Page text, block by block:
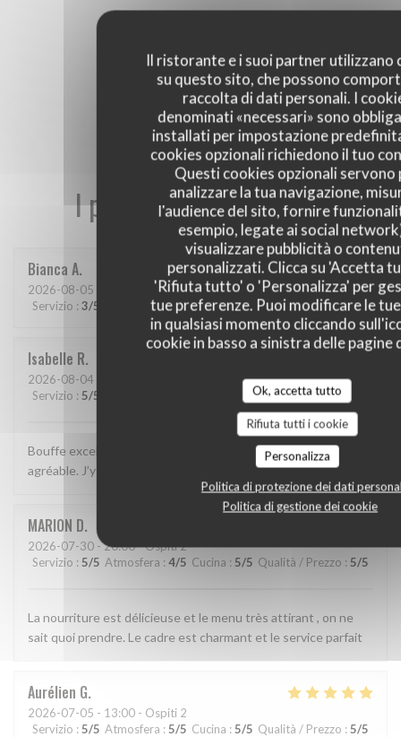
Il ristorante e i suoi partner utilizzano
su questo sito, che possono
raccolta di dati personali. I
denominati «necessari» sono
installati per impostazione
cookies opzionali richiedono il tuo
Questi cookies opzionali servono
analizzare la tua navigazione,
l'audience del sito, fornire
esempio, legate ai social
visualizzare pubblicità o
personalizzati. Clicca su 'Accetta
'Rifiuta tutto' o 'Personalizza' per
tue preferenze. Puoi modificare le
in qualsiasi momento cliccando
cookie in basso a sinistra delle pagine
Ok, accetta tutto
Rifiuta tutti i cookie
Personalizza
Politica di protezione dei dati
Politica di gestione dei cookie
I pareri dei nostri clienti
Bianca A
2026-08-05 - 20:00 - Ospiti 2
Servizio : 3/5 Atmosfera:4/5 Cucina: 4/5 Qualità / Prezzo: 4/5
Isabelle R
2026-08-04
Servizio : 5/5 /5 Qualità / Prezzo
Bouffe excellente, décor sympa et service simple, efficace et
agréable. J’y retournerai!
MARION D
2026-07-30 - 20:00 - Ospiti 2
Servizio : 5/5 Atmosfera : 4/5 Cucina : 5/5 Qualità / Prezzo : 5/5
La nourriture est délicieuse et le menu très attirant , on ne
sait quoi prendre. Le cadre est charmant et le service parfait
Aurélien G
2026-07-05 - 13:00 - Ospiti 2
Servizio : 5/5 Atmosfera : 5/5 Cucina : 5/5 Qualità / Prezzo : 5/5